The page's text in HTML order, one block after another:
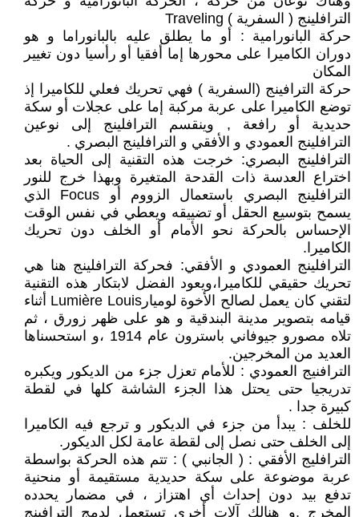
الترافلينج ( السفرية ) Traveling
حركة البانورامية : أو ما يطلق عليه بالبانوراما و هو
دوران الكاميرا على محورها إما أفقيا أو رأسيا دون تغيير
المكان
حركة الترافينج (السفرية ) فهي تحريك فعلي للكاميرا إذ
توضع الكاميرا على عربة مركبة إما على عجلات أو سكة
حديدية أو رافعة , وينقسم الترافلينج إلى نوعين
الترافلينج العمودي و الأفقي و الترافلينج البصري .
الترافلينج البصري: خرجت هذه التقنية إلى الحياة بعد
اختراع العدسة ذات القدحة المتغيرة وبهذا خرج للنور
الترافلينج البصري باستعمال الزووم أو Focus الذي
يسمح بتوسيع الحقل أو تضييقه ويعطي في نفس الوقت
الإحساس بالحركة نحو الأمام أو الخلف دون تحريك
الكاميرا.
الترافلينج العمودي و الأفقي: فحركة الترافلينج هنا هي
تحريك حقيقي للكاميرا،ويعود الفضل لابتكار هذه التقنية
لتقني كان يعمل لصالح الأخوة لوميارLumière Louis أثناء
قيامه بتصوير مدينة البندقية و هو على ظهر زورق ، ثم
تلاه مصورو جيوفاني باسترون عام 1914 ،و استحسناها
العديد من المخرجين.
الترافنيج العمودي : للأمام تعزل جزء من الديكور ويكبره
تدريجيا حتى يحتل هذا الجزء الشاشة كلها في لقطة
كبيرة جدا .
للخلف : يبدأ من جزء في الديكور و ترجع فيه الكاميرا
إلى الخلف حتى نصل إلى لقطة عامة لكل الديكور.
الترافليج الأفقي : ( الجانبي ) : تتم هذه الحركة بواسطة
عربة موضوعة على سكة حديدية مستقيمة أو منحنية
تدفع بيد دون إحداث أي اهتزاز ، في مضمار يحدده
المخرج .و هنالك آلات أخرى تستعمل لدمج الترافينج